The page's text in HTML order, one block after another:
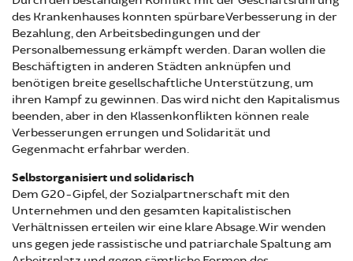
des Krankenhauses konnten spürbare Verbesserung in der
Bezahlung, den Arbeitsbedingungen und der
Personalbemessung erkämpft werden. Daran wollen die
Beschäftigten in anderen Städten anknüpfen und
benötigen breite gesellschaftliche Unterstützung, um
ihren Kampf zu gewinnen. Das wird nicht den Kapitalismus
beenden, aber in den Klassenkonflikten können reale
Verbesserungen errungen und Solidarität und
Gegenmacht erfahrbar werden.
Selbstorganisiert und solidarisch
Dem G20-Gipfel, der Sozialpartnerschaft mit den
Unternehmen und den gesamten kapitalistischen
Verhältnissen erteilen wir eine klare Absage. Wir wenden
uns gegen jede rassistische und patriarchale Spaltung am